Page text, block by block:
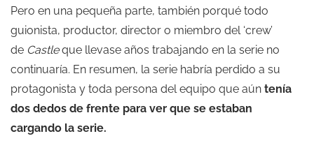
Pero en una pequeña parte, también porqué todo
guionista, productor, director o miembro del ‘crew’
de Castleque llevase años trabajando en la serie no
continuaría. En resumen, la serie habría perdido a su
protagonista y toda persona del equipo que aún tenía
dos dedos de frente para ver que se estaban
cargando la serie.